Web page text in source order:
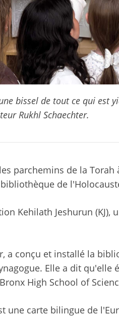
bissel de tout ce qui est
Rukhl Schaechter.
parchemins de la Torah
de
Kehilath Jeshurun
a conçu et installé la
Elle a dit qu'elle
High School of
une carte bilingue de